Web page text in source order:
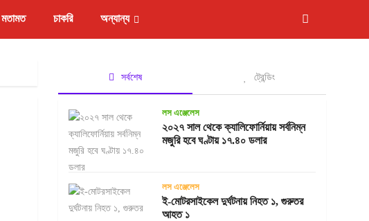
মতামত চাকরি অন্যান্য
সর্বশেষ ট্রেন্ডিং
লস এঞ্জেলেস
২০২৭ সাল থেকে ক্যালিফোর্নিয়ায় সর্বনিম্ন
মজুরি হবে ঘণ্টায় ১৭.৪০ ডলার
লস এঞ্জেলেস
ই-মোটরসাইকেল দুর্ঘটনায় নিহত ১, গুরুতর
আহত ১